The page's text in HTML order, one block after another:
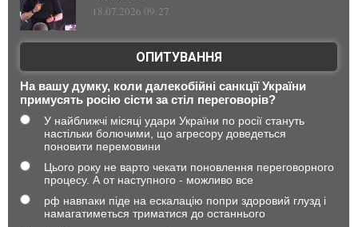
18.07.2026 09:27
ОПИТУВАННЯ
На вашу думку, коли далекобійні санкції України
примусять росію сісти за стіл переговорів?
У найближчі місяці удари України по росії стануть
настільки болючими, що агресору доведеться
поновити перемовини
Цього року не варто чекати поновлення переговорного
процесу. А от наступного - можливо все
рф навпаки піде на ескалацію попри здоровий глузд і
намагатиметься триматися до останнього